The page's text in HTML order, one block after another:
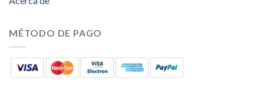
MÉTODO DE PAGO